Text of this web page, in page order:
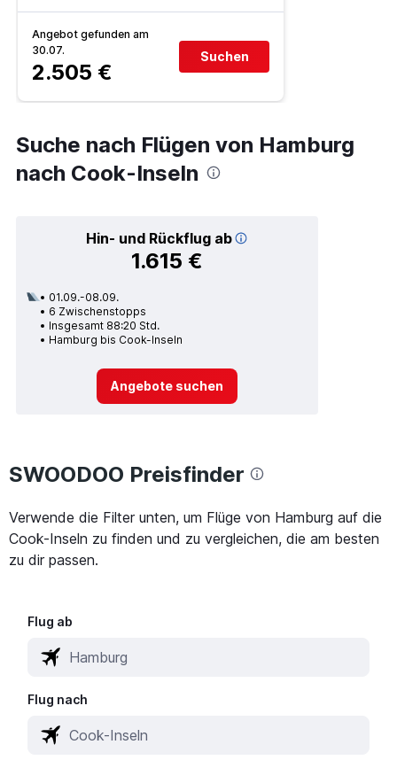
Angebot gefunden am
30.07.
2.505 €
Suchen
Suche nach Flügen von Hamburg
nach Cook-Inseln
Hin- und Rückflug ab
1.615 €
01.09.-08.09.
6 Zwischenstopps
Insgesamt 88:20 Std.
Hamburg bis Cook-Inseln
Angebote suchen
SWOODOO Preisfinder
Verwende die Filter unten, um Flüge von Hamburg auf die
Cook-Inseln zu finden und zu vergleichen, die am besten
zu dir passen.
Flug ab
Flug nach